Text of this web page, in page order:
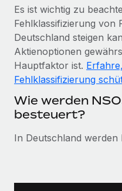
Es ist wichtig zu
Fehlklassifizierung von
Deutschland steigen
Aktienoptionen
Hauptfaktor ist.
Fehlklassifizierung
Wie werden
besteuert?
In Deutschland werden